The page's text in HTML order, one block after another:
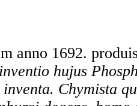
anno 1692.
hujus
Chymista